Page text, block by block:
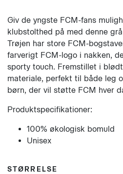
Giv de yngste FCM-fans
klubstolthed på med denne
Trøjen har store FCM-
farverigt FCM-logo i nakken,
sporty touch. Fremstillet i
materiale, perfekt til både leg
børn, der vil støtte FCM hver
Produktspecifikationer:
100% økologisk bomuld
Unisex
STØRRELSE